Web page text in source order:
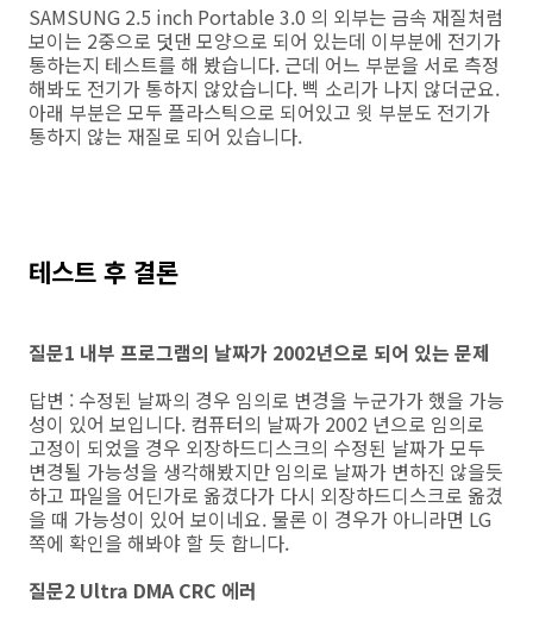
SAMSUNG 2.5 inch Portable 3.0 의 외부는 금속 재질처럼
보이는 2중으로 덧댄 모양으로 되어 있는데 이부분에 전기가
통하는지 테스트를 해 봤습니다. 근데 어느 부분을 서로 측정
해봐도 전기가 통하지 않았습니다. 삑 소리가 나지 않더군요.
아래 부분은 모두 플라스틱으로 되어있고 윗 부분도 전기가
통하지 않는 재질로 되어 있습니다.
테스트 후 결론
질문1 내부 프로그램의 날짜가 2002년으로 되어 있는 문제
답변 : 수정된 날짜의 경우 임의로 변경을 누군가가 했을 가능
성이 있어 보입니다. 컴퓨터의 날짜가 2002 년으로 임의로
고정이 되었을 경우 외장하드디스크의 수정된 날짜가 모두
변경될 가능성을 생각해봤지만 임의로 날짜가 변하진 않을듯
하고 파일을 어딘가로 옮겼다가 다시 외장하드디스크로 옮겼
을 때 가능성이 있어 보이네요. 물론 이 경우가 아니라면 LG
쪽에 확인을 해봐야 할 듯 합니다.
질문2 Ultra DMA CRC 에러